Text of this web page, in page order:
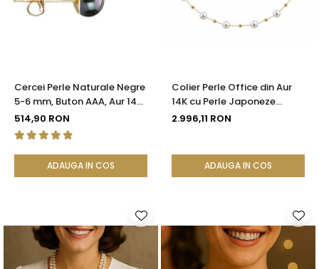
Cercei Perle Naturale Negre
5-6 mm, Buton AAA, Aur 14K
(aur 585), Tip Șurub |
KASKADDA®
514,90 RON
ADAUGA IN COS
Colier Perle Office din Aur
14K cu Perle Japoneze
Akoya 5,5 mm și Bile de Aur |
2.996,11 RON
ADAUGA IN COS